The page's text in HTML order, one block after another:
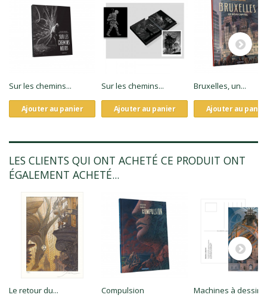
Sur les chemins...
Ajouter au panier
Sur les chemins...
Ajouter au panier
Bruxelles, un...
Ajouter au
LES CLIENTS QUI ONT ACHETÉ CE PRODUIT ONT
ÉGALEMENT ACHETÉ...
Le retour du... Compulsion Machines à